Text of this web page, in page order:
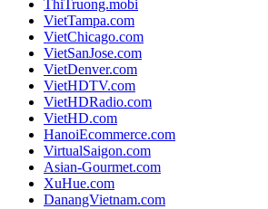
ThiTruong.mobi
VietTampa.com
VietChicago.com
VietSanJose.com
VietDenver.com
VietHDTV.com
VietHDRadio.com
VietHD.com
HanoiEcommerce.com
VirtualSaigon.com
Asian-Gourmet.com
XuHue.com
DanangVietnam.com